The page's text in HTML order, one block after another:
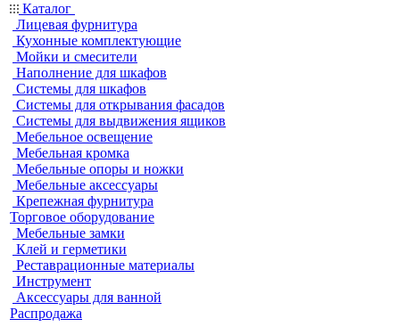
Каталог
Лицевая фурнитура
Кухонные комплектующие
Мойки и смесители
Наполнение для шкафов
Системы для шкафов
Системы для открывания фасадов
Системы для выдвижения ящиков
Мебельное освещение
Мебельная кромка
Мебельные опоры и ножки
Мебельные аксессуары
Крепежная фурнитура
Торговое оборудование
Мебельные замки
Клей и герметики
Реставрационные материалы
Инструмент
Аксессуары для ванной
Распродажа